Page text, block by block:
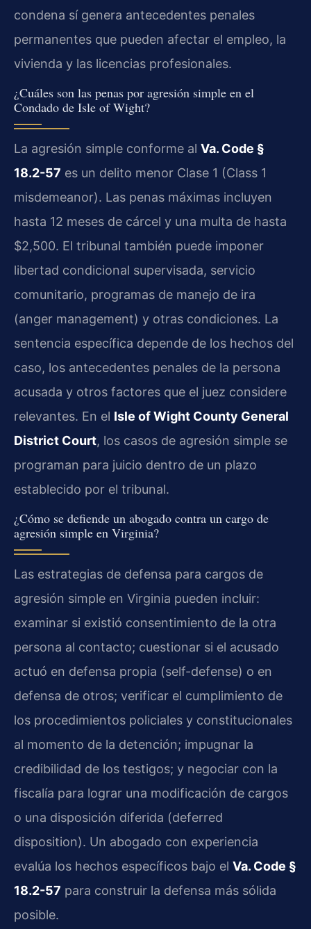
condena sí genera antecedentes penales
permanentes que pueden afectar el empleo, la
vivienda y las licencias profesionales.
¿Cuáles son las penas por agresión simple en el
Condado de Isle of Wight?
La agresión simple conforme al Va. Code §
18.2-57 es un delito menor Clase 1 (Class 1
misdemeanor). Las penas máximas incluyen
hasta 12 meses de cárcel y una multa de hasta
$2,500. El tribunal también puede imponer
libertad condicional supervisada, servicio
comunitario, programas de manejo de ira
(anger management) y otras condiciones. La
sentencia específica depende de los hechos del
caso, los antecedentes penales de la persona
acusada y otros factores que el juez considere
relevantes. En el Isle of Wight County General
District Court, los casos de agresión simple se
programan para juicio dentro de un plazo
establecido por el tribunal.
¿Cómo se defiende un abogado contra un cargo de
agresión simple en Virginia?
Las estrategias de defensa para cargos de
agresión simple en Virginia pueden incluir:
examinar si existió consentimiento de la otra
persona al contacto; cuestionar si el acusado
actuó en defensa propia (self-defense) o en
defensa de otros; verificar el cumplimiento de
los procedimientos policiales y constitucionales
al momento de la detención; impugnar la
credibilidad de los testigos; y negociar con la
fiscalía para lograr una modificación de cargos
o una disposición diferida (deferred
disposition). Un abogado con experiencia
evalúa los hechos específicos bajo el Va. Code §
18.2-57 para construir la defensa más sólida
posible.